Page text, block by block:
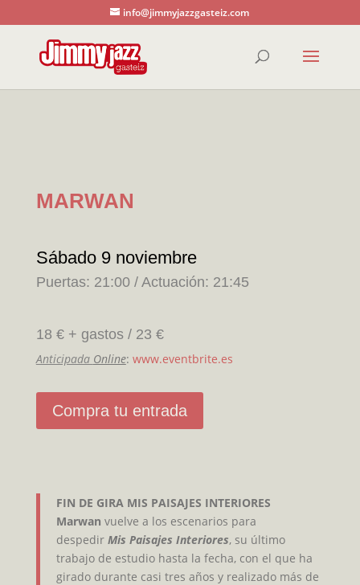
info@jimmyjazzgasteiz.com
MARWAN
Sábado 9 noviembre
Puertas: 21:00 / Actuación: 21:45
18 € + gastos / 23 €
Anticipada Online: www.eventbrite.es
Compra tu entrada
FIN DE GIRA MIS PAISAJES INTERIORES
Marwan vuelve a los escenarios para
despedir Mis Paisajes Interiores, su último
trabajo de estudio hasta la fecha, con el que ha
girado durante casi tres años y realizado más de